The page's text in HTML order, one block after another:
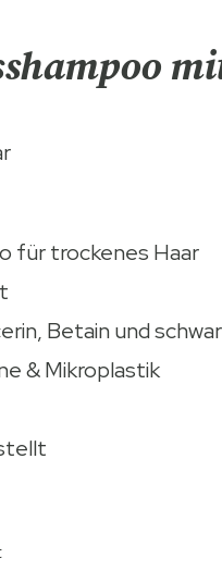
für trockenes Haar
Betain und
& Mikroplastik